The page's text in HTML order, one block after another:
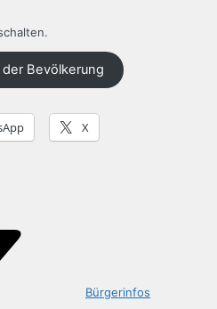
Bevölkerung
X
Bürgerinfos